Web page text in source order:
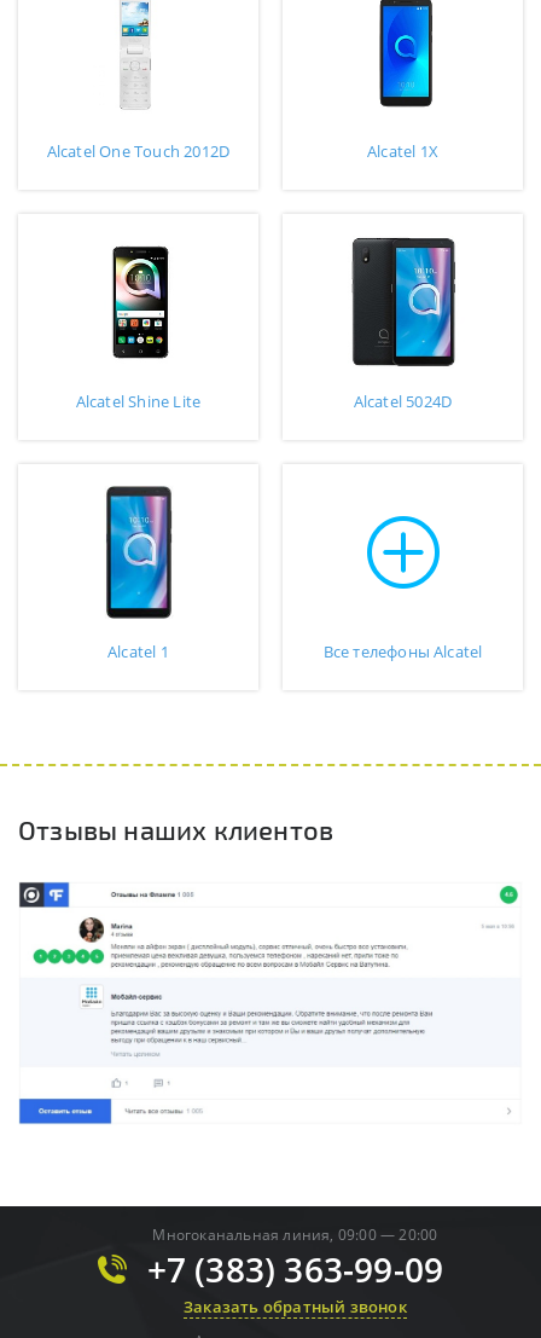
Alcatel One Touch 2012D Alcatel 1X
Alcatel Shine Lite Alcatel 5024D
Alcatel 1 Все телефоны Alcatel
Отзывы наших клиентов
Многоканальная линия, 09:00 — 20:00
+7 (383) 363-99-09
Заказать обратный звонок